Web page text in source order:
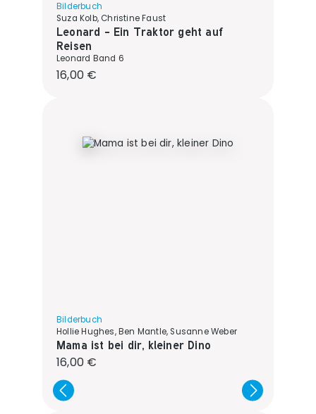
Bilderbuch
Suza Kolb, Christine Faust
Leonard - Ein Traktor geht auf
Reisen
Leonard Band 6
Regulärer Preis:
16,00 €
Bilderbuch
Hollie Hughes, Ben Mantle, Susanne Weber
Mama ist bei dir, kleiner Dino
Regulärer Preis:
16,00 €